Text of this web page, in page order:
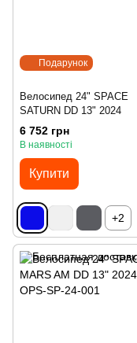
Подарунок
Велосипед 24" SPACE
SATURN DD 13" 2024
6 752 грн
В наявності
Купити
+2